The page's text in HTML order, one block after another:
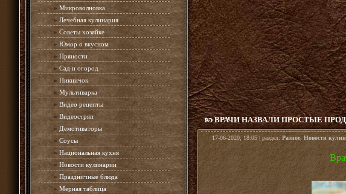
» Микроволновка
» Лечебная кулинария
» Советы хозяйке
» Юмор о вкусном
» Пряности
» Сад и огород
» Пикничок
» Мультиварка
» Видео рецепты
» Видеостряп
» Демотиваторы
» Соусы
» Национальная кухня
» Новости кулинарии
» Праздничные блюда
» Мерная таблица
ВРАЧИ НАЗВАЛИ ПРОСТЫЕ
17-06-2020, 18:05 | раздел:Разное,Новости